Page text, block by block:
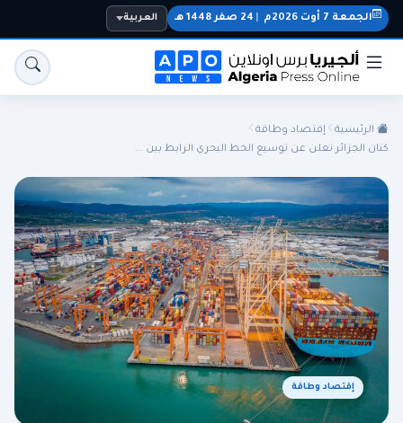
الجزائر الجالية المنتخب الوطني سياسة
اقتصاد رياضة
الجمعة 7 أوت 2026م 24 صفر 1448 هـ العربية
الرئيسية
إقتصاد وطاقة
كنان الجزائر تعلن عن توسيع الخط البحري الرابط بين ...
إقتصاد وطاقة